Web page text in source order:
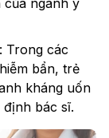
ngành y
Trong các
bẩn, trẻ
kháng uốn
bác sĩ.